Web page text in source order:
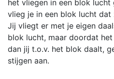
het vliegen in een blok
vlieg je in een blok lucht
Jij vliegt er met je eigen
blok lucht, maar doordat
dan jij t.o.v. het blok daalt,
stijgen aan.